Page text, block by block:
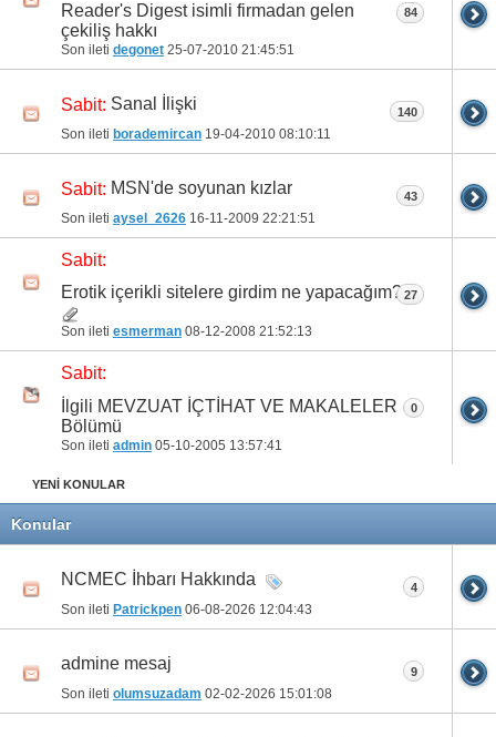
Reader's Digest isimli firmadan gelen
çekiliş hakkı
Son ileti degonet 25-07-2010 21:45:51
84
Sabit: Sanal İlişki
Son ileti borademircan 19-04-2010 08:10:11
140
Sabit: MSN'de soyunan kızlar
Son ileti aysel_2626 16-11-2009 22:21:51
43
Sabit:
Erotik içerikli sitelere girdim ne yapacağım?
Son ileti esmerman 08-12-2008 21:52:13
27
Sabit:
İlgili MEVZUAT İÇTİHAT VE MAKALELER
Bölümü
Son ileti admin 05-10-2005 13:57:41
0
YENİ KONULAR
Konular
NCMEC İhbarı Hakkında
Son ileti Patrickpen 06-08-2026 12:04:43
4
admine mesaj
Son ileti olumsuzadam 02-02-2026 15:01:08
9